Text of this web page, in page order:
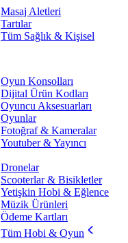
Masaj Aletleri
Tartılar
Tüm Sağlık & Kişisel
Oyun Konsolları
Dijital Ürün Kodları
Oyuncu Aksesuarları
Oyunlar
Fotoğraf & Kameralar
Youtuber & Yayıncı
Dronelar
Scooterlar & Bisikletler
Yetişkin Hobi & Eğlence
Müzik Ürünleri
Ödeme Kartları
Tüm Hobi & Oyun